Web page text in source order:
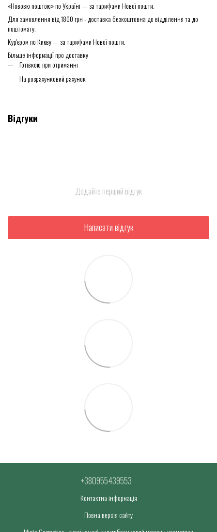
«Нововю поштою» по Україні — за тарифами Нової пошти.
Для замовлення від 1800 грн - доставка безкоштовна до відділення та до
поштомату.
Кур'єром по Києву — за тарифами Нової пошти.
Більше інформації про доставку
Готівкою при отриманні
На розрахунковий рахунок
Відгуки
Додайте перший відгук
Написати відгук
+380955439553
Контактна інформація
Повна версія сайту